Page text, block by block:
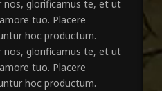
nos, glorificamus te, et ut
tuo. Placere
hoc productum.
nos, glorificamus te, et ut
tuo. Placere
hoc productum.